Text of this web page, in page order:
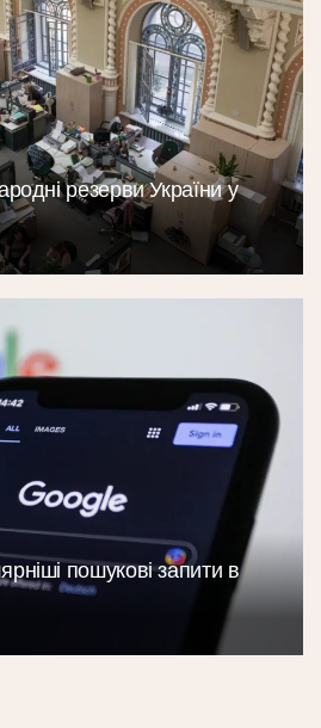
резерви України у
пошукові запити в